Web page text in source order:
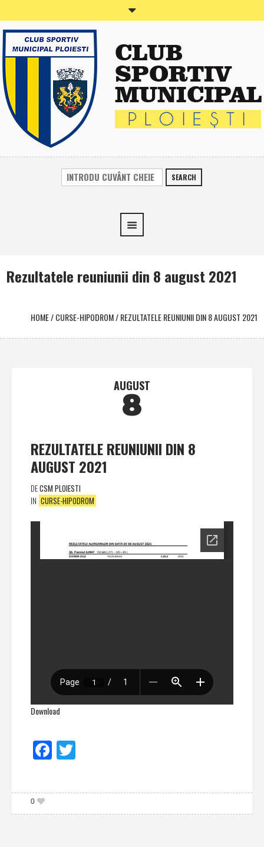
SEARCH
Rezultatele reuniunii din 8 august 2021
HOME/CURSE-HIPODROM/REZULTATELE REUNIUNII DIN 8 AUGUST 2021
AUGUST
8
REZULTATELE REUNIUNII DIN 8
AUGUST 2021
DECSM PLOIESTI
IN CURSE-HIPODROM
Download
Facebook
0